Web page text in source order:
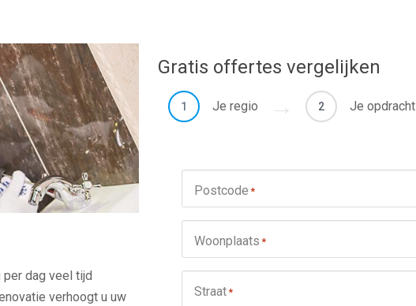
dag veel tijd
verhoogt u uw
Gratis offertes vergelijken
1 Je regio 2 Je opdracht
Postcode *
Woonplaats *
Straat*